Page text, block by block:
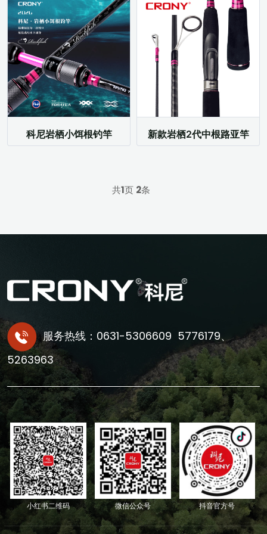
科尼岩栖小饵根钓竿 新款岩栖2代中根路亚竿
共1页 2条
服务热线：0631-5306609 5776179、
5263963
小红书二维码 微信公众号 抖音官方号